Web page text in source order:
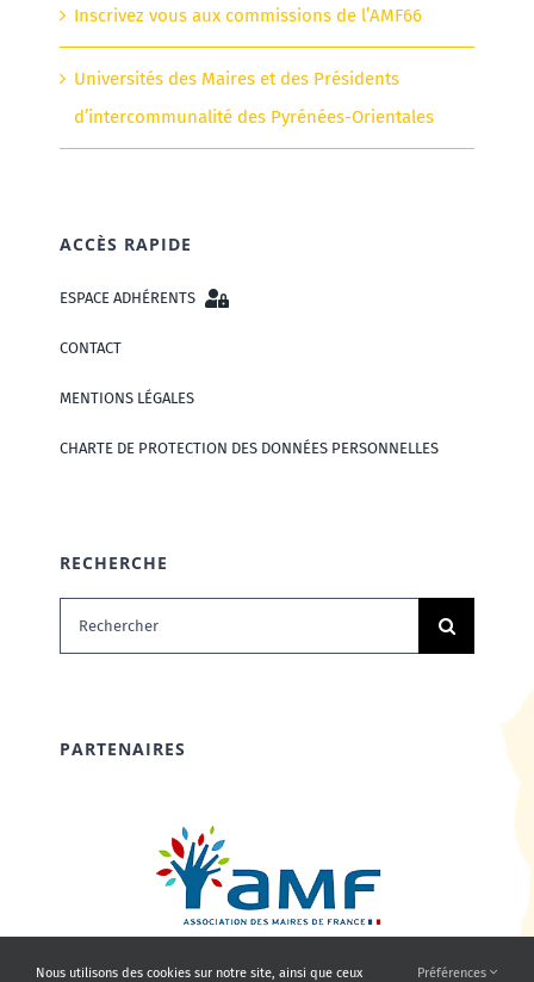
Inscrivez vous aux commissions de l’AMF66
Universités des Maires et des Présidents
d’intercommunalité des Pyrénées-Orientales
ACCÈS RAPIDE
ESPACE ADHÉRENTS
CONTACT
MENTIONS LÉGALES
CHARTE DE PROTECTION DES DONNÉES PERSONNELLES
RECHERCHE
Rechercher:
PARTENAIRES
Nous utilisons des cookies sur notre site, ainsi que ceux Préférences